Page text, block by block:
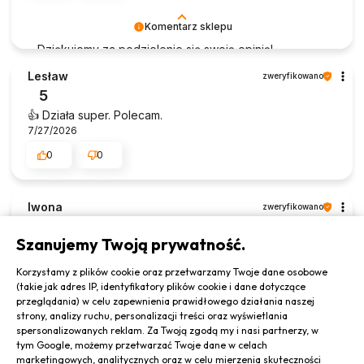
Komentarz sklepu
Dziękujemy za podzielenie się swoją opinią!
oczekiwania i skutecznie działa. Jeśli będziesz miał
jakiekolwiek pytania lub potrzebował dodatkowych
informacji, jesteśmy do dyspozycji. Życzymy
dalszych sukcesów w usuwaniu pleśni!
Laboratorium Pani Domu
Lesław zweryfikowano
5
👍️ Działa super. Polecam.
7/27/2026
0
0
Komentarz sklepu
Iwona zweryfikowano
Kupiłam go z myślą, pewnie nie zadziała jak wszystkie
7/27/2026
0
0
Szanujemy Twoją prywatność.
Korzystamy z plików cookie oraz przetwarzamy Twoje dane osobowe
(takie jak adres IP, identyfikatory plików cookie i dane dotyczące
przeglądania) w celu zapewnienia prawidłowego działania naszej
strony, analizy ruchu, personalizacji treści oraz wyświetlania
spersonalizowanych reklam. Za Twoją zgodą my i nasi partnerzy, w
tym Google, możemy przetwarzać Twoje dane w celach
marketingowych, analitycznych oraz w celu mierzenia skuteczności